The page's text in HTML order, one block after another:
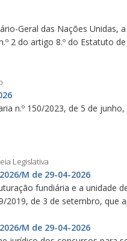
Geral das Nações
2 do artigo 8.º do Estatuto
n.º 150/2023, de 5 de
Legislativa
M de 29-04-2026
fundiária e a unidade
2019, de 3 de setembro,
M de 29-04-2026